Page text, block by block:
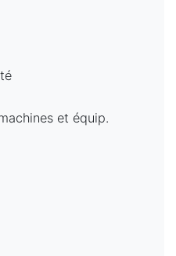
et équip.